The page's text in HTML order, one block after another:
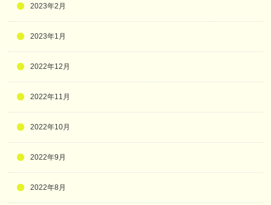
2023年2月
2023年1月
2022年12月
2022年11月
2022年10月
2022年9月
2022年8月